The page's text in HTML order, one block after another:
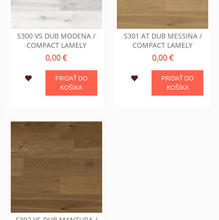
S300 VS DUB MODENA /
COMPACT LAMELY
0,00 €
PRIDAŤ DO
KOŠÍKA
S301 AT DUB MESSINA /
COMPACT LAMELY
0,00 €
PRIDAŤ DO
KOŠÍKA